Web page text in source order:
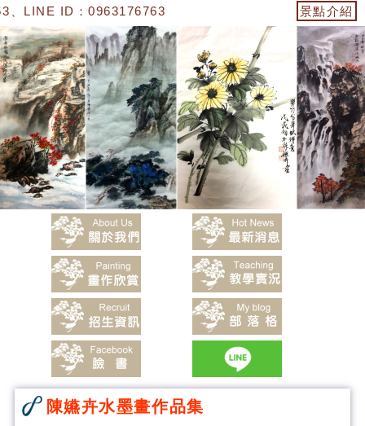
ID：0963176763】「陳嬿卉水墨畫」 景點介紹
陳嬿卉水墨畫作品集